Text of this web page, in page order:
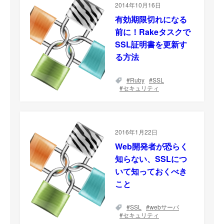
2014年10月16日
有効期限切れになる
前に！Rakeタスクで
SSL証明書を更新す
る方法
Ruby
SSL
セキュリティ
2016年1月22日
Web開発者が恐らく
知らない、SSLにつ
いて知っておくべき
こと
SSL
webサーバ
セキュリティ